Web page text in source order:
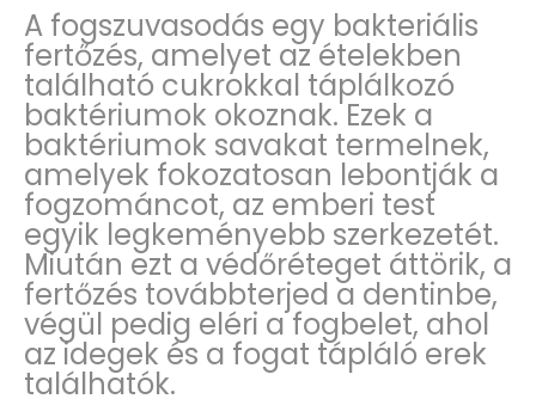
A fogszuvasodás egy bakteriális
fertőzés, amelyet az ételekben
található cukrokkal táplálkozó
baktériumok okoznak. Ezek a
baktériumok savakat termelnek,
amelyek fokozatosan lebontják a
fogzománcot, az emberi test
egyik legkeményebb szerkezetét.
Miután ezt a védőréteget áttörik, a
fertőzés továbbterjed a dentinbe,
végül pedig eléri a fogbelet, ahol
az idegek és a fogat tápláló erek
találhatók.